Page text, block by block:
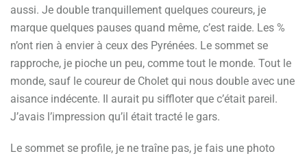
aussi. Je double tranquillement quelques coureurs, je
marque quelques pauses quand même, c’est raide. Les %
n’ont rien à envier à ceux des Pyrénées. Le sommet se
rapproche, je pioche un peu, comme tout le monde. Tout le
monde, sauf le coureur de Cholet qui nous double avec une
aisance indécente. Il aurait pu siffloter que c’était pareil.
J’avais l’impression qu’il était tracté le gars.
Le sommet se profile, je ne traîne pas, je fais une photo